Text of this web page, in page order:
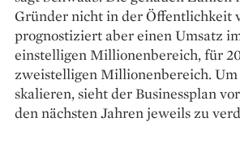
Gründer nicht in der Öffentlichkeit
prognostiziert aber einen Umsatz
einstelligen Millionen­bereich, für
zweistelligen Millionenbereich. Um
skalieren, sieht der Businessplan
den nächsten Jahren jeweils zu